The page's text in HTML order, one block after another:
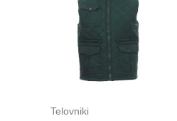
Telovniki